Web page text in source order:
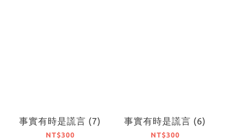
事實有時是謊言 (7)
NT$300
事實有時是謊言 (6)
NT$300